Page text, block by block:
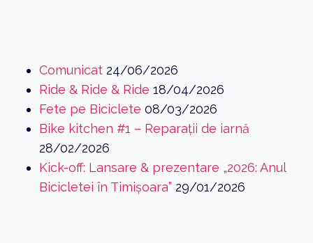
Comunicat 24/06/2026
Ride & Ride & Ride 18/04/2026
Fete pe Biciclete 08/03/2026
Bike kitchen #1 – Reparații de iarnă
28/02/2026
Kick-off: Lansare & prezentare „2026: Anul
Bicicletei în Timișoara” 29/01/2026